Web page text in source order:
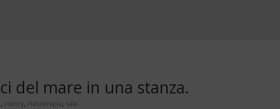
del mare in una stanza.
, Halory, Haloterapia, sale